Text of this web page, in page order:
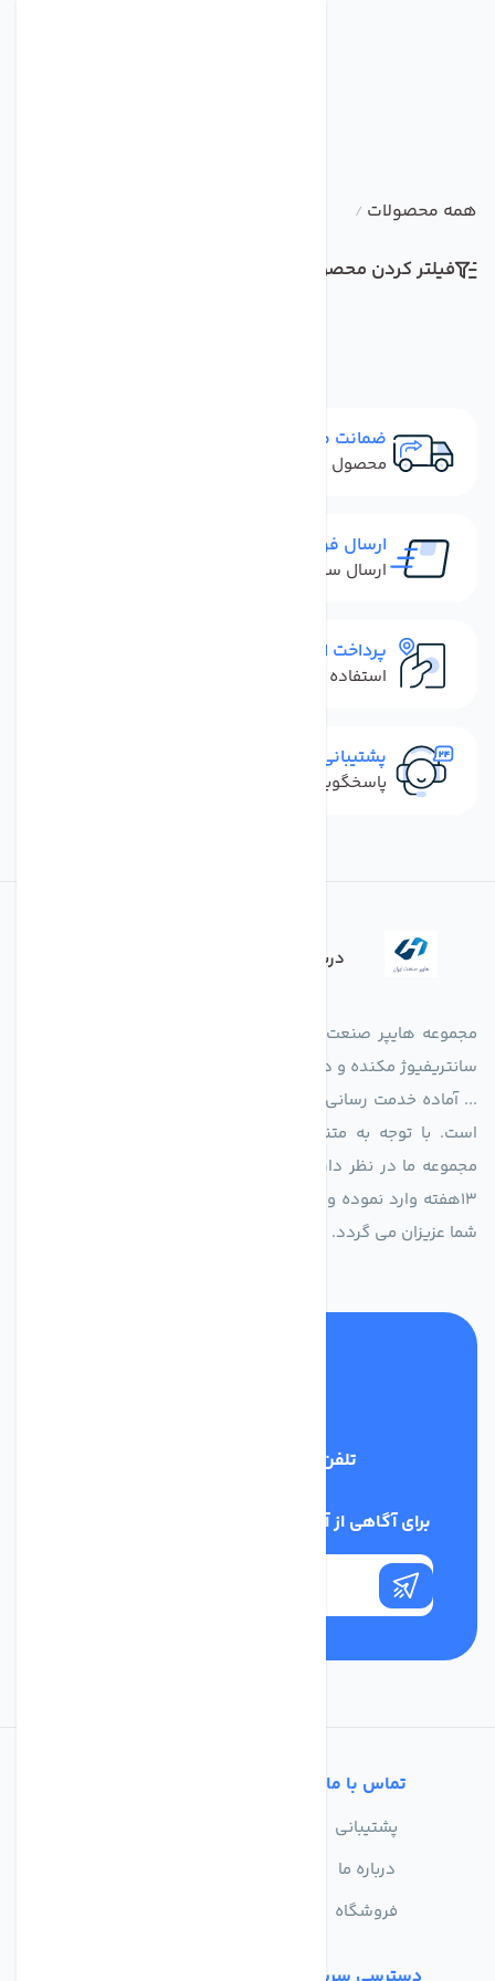
همه محصولات /
فیلتر کردن محصولات
ضمانت مرجوعی
محصول نباید آسیب دیده باشد
ارسال فوری
ارسال سفارش در کمترین زمان ممکن
پرداخت امن
استفاده از روش‌های پرداخت امن
پشتیبانی سریع
پاسخگویی سریع به تماس‌ها و پیام‌ها
درباره فروشگاه
مجموعه هایپر صنعت ایران در امر تولید و واردات انواع فن های
سانتریفیوژ مکنده و دمنده آکسیال، سقفی، بین کانالی، مرغداری و
... آماده خدمت رسانی به شرکت های تولیدی، صنعتی و ساختمانی
است. با توجه به متنوع بودن فن های تولیدی کمپانی اروپایی
مجموعه ما در نظر دارد کالاهای تخصصی شما عزیزان رو در صرف
13هفته وارد نموده و این عمر باعث صرفه جویی در هزینه و زمان
شما عزیزان می گردد.
تلفن پشتیبانی
برای آگاهی از آخرین اخبار در خبرنامه ما عضو شوید
تماس با ما
پشتیبانی
درباره ما
فروشگاه